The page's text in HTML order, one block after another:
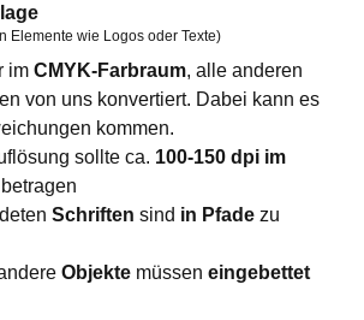
Elemente wie Logos oder Texte)
im CMYK-Farbraum, alle anderen
von uns konvertiert. Dabei kann es
kommen.
sollte ca. 100-150 dpi im
betragen
Schriften sind in Pfade zu
Objekte müssen eingebettet